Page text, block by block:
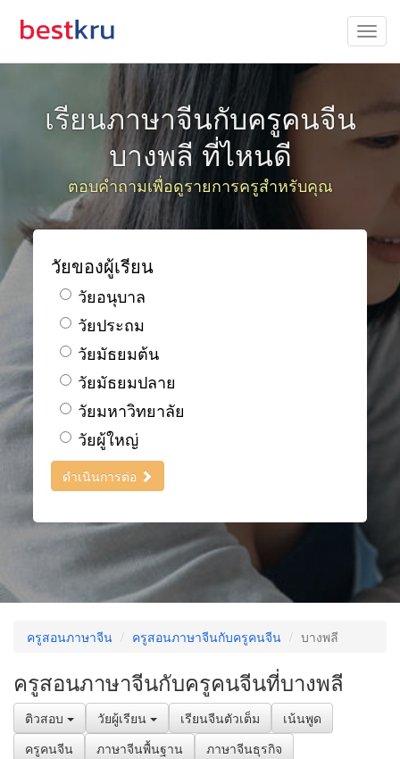
เรียนภาษาจีนกับครูคนจีน
บางพลี ที่ไหนดี
ตอบคำถามเพื่อดูรายการครูสำหรับคุณ
วัยของผู้เรียน
วัยอนุบาล
วัยประถม
วัยมัธยมต้น
วัยมัธยมปลาย
วัยมหาวิทยาลัย
วัยผู้ใหญ่
ดำเนินการต่อ
ครูสอนภาษาจีน ครูสอนภาษาจีนกับครูคนจีน บางพลี
ครูสอนภาษาจีนกับครูคนจีนที่บางพลี
ติวสอบ วัยผู้เรียน เรียนจีนตัวเต็ม
เน้นพูด
ครูคนจีน
ภาษาจีนพื้นฐาน ภาษาจีนธุรกิจ